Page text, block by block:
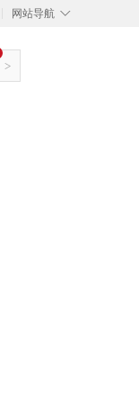
◇
网站导航
>